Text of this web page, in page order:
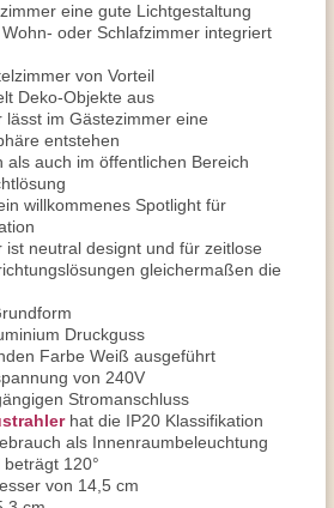
eine gute Lichtgestaltung
oder Schlafzimmer integriert
von Vorteil
Deko-Objekte aus
lässt im Gästezimmer eine
entstehen
als auch im öffentlichen Bereich
willkommenes Spotlight für
ist neutral designt und für zeitlose
gleichermaßen die
Druckguss
Farbe Weiß ausgeführt
von 240V
Stromanschluss
hat die IP20 Klassifikation
als Innenraumbeleuchtung
120°
von 14,5 cm